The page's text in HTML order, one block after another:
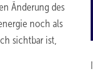
Änderung des
noch als
sichtbar ist,